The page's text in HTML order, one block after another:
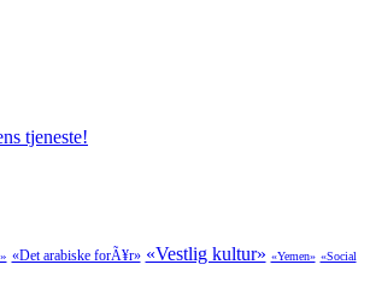
tjeneste!
«Det arabiske forÃ¥r» «Vestlig kultur» «Yemen» «Social